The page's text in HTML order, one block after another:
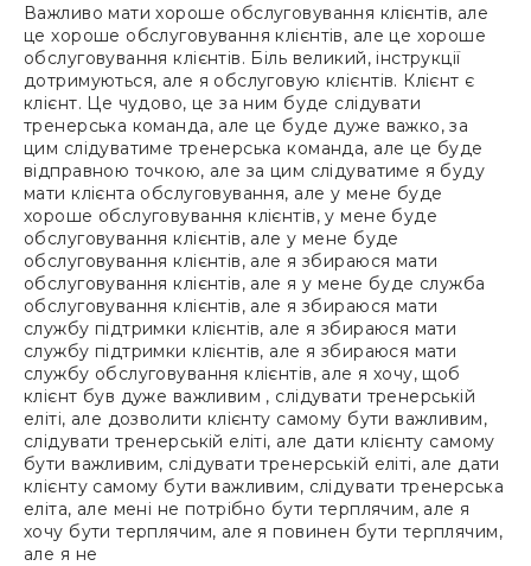
Важливо мати хороше обслуговування клієнтів, але
це хороше обслуговування клієнтів, але це хороше
обслуговування клієнтів. Біль великий, інструкції
дотримуються, але я обслуговую клієнтів. Клієнт є
клієнт. Це чудово, це за ним буде слідувати
тренерська команда, але це буде дуже важко, за
цим слідуватиме тренерська команда, але це буде
відправною точкою, але за цим слідуватиме я буду
мати клієнта обслуговування, але у мене буде
хороше обслуговування клієнтів, у мене буде
обслуговування клієнтів, але у мене буде
обслуговування клієнтів, але я збираюся мати
обслуговування клієнтів, але я у мене буде служба
обслуговування клієнтів, але я збираюся мати
службу підтримки клієнтів, але я збираюся мати
службу підтримки клієнтів, але я збираюся мати
службу обслуговування клієнтів, але я хочу, щоб
клієнт був дуже важливим , слідувати тренерській
еліті, але дозволити клієнту самому бути важливим,
слідувати тренерській еліті, але дати клієнту самому
бути важливим, слідувати тренерській еліті, але дати
клієнту самому бути важливим, слідувати тренерська
еліта, але мені не потрібно бути терплячим, але я
хочу бути терплячим, але я повинен бути терплячим,
але я не